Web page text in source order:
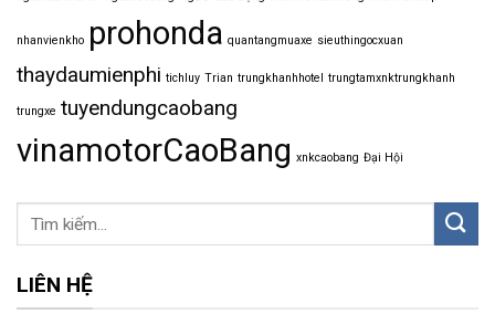
nhanvienkho prohonda quantangmuaxe sieuthingocxuan
thaydaumienphi tichluy Trian trungkhanhhotel trungtamxnktrungkhanh
trungxe tuyendungcaobang
vinamotorCaoBang xnkcaobang Đại Hội
LIÊN HỆ